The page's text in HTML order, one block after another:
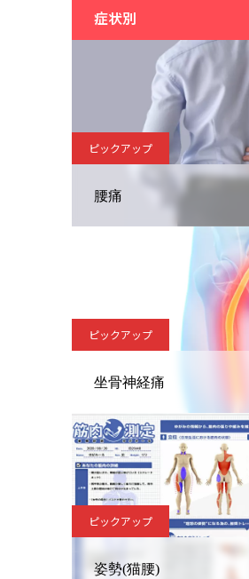
症状別
ピックアップ
腰痛
ピックアップ
坐骨神経痛
ピックアップ
姿勢(猫腰)